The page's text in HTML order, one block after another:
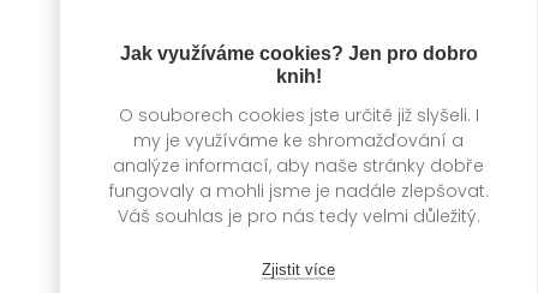
Jak využíváme cookies? Jen pro dobro
knih!
O souborech cookies jste určitě již slyšeli. I
my je využíváme ke shromažďování a
analýze informací, aby naše stránky dobře
fungovaly a mohli jsme je nadále zlepšovat.
Váš souhlas je pro nás tedy velmi důležitý.
Zjistit více
Na dosah